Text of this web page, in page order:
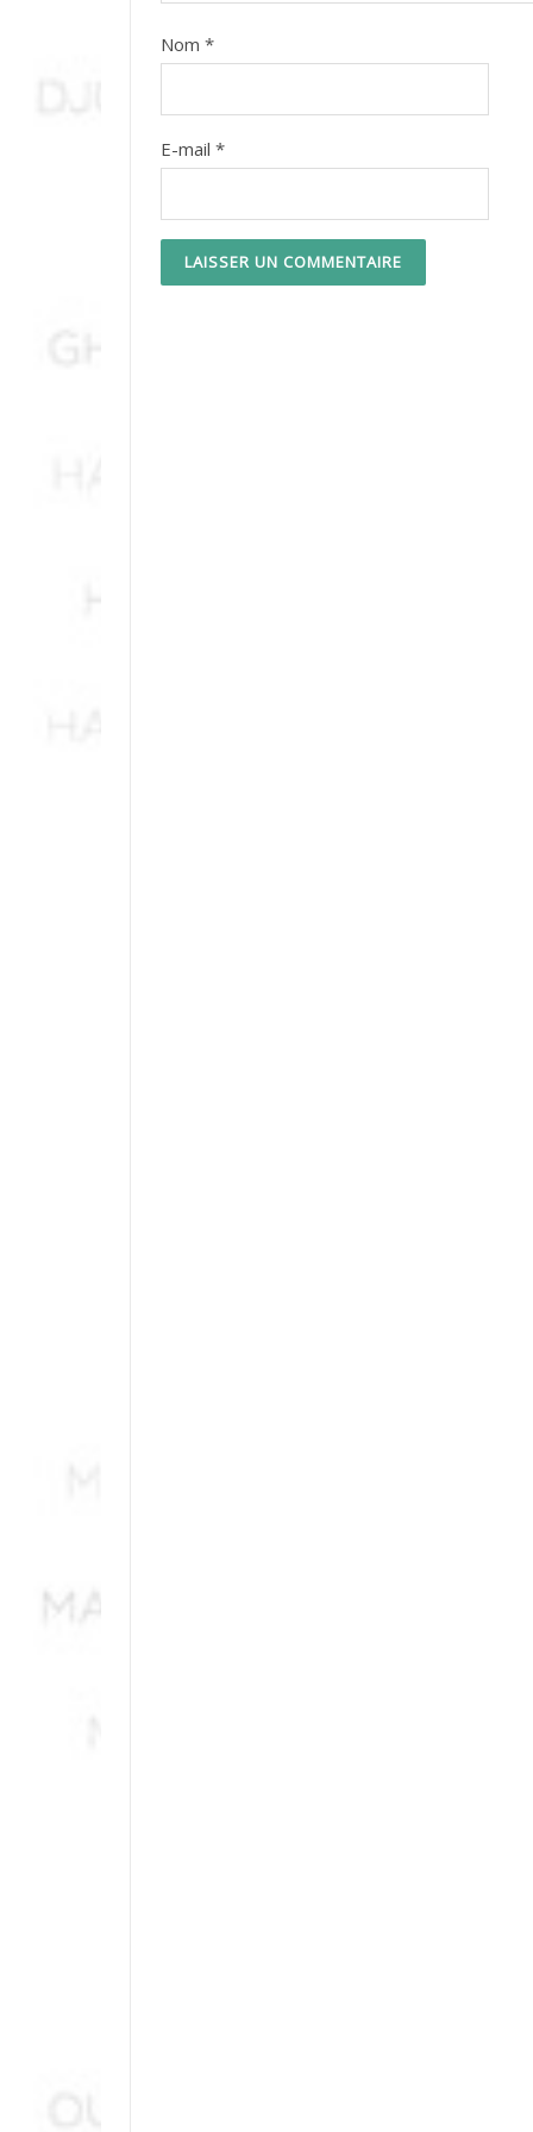
Nom *
E-mail *